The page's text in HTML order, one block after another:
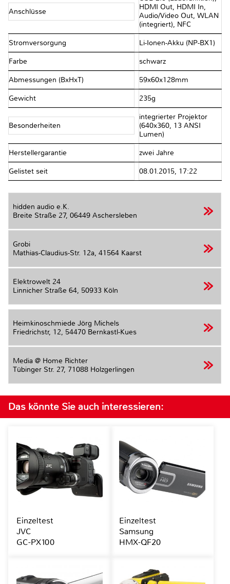
Anschlüsse
HDMI Out, HDMI In,
Audio/​Video Out, WLAN
(integriert), NFC
Stromversorgung Li-Ionen-Akku (NP-BX1)
Farbe schwarz
Abmessungen (BxHxT) 59x60x128mm
Gewicht 235g
Besonderheiten
integrierter Projektor
(640x360, 13 ANSI
Lumen)
Herstellergarantie zwei Jahre
Gelistet seit 08.01.2015, 17:22
hidden audio e.K.
Breite Straße 27, 06449 Aschersleben
Grobi
Mathias-Claudius-Str. 12a, 41564 Kaarst
Elektrowelt 24
Linnicher Straße 64, 50933 Köln
Heimkinoschmiede Jörg Michels
Friedrichstr, 12, 54470 Bernkastl-Kues
Media @ Home Richter
Tübinger Str. 27, 71088 Holzgerlingen
Das könnte Sie auch interessieren:
Einzeltest
JVC
GC-PX100
Einzeltest
Samsung
HMX-QF20